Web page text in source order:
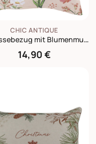
CHIC ANTIQUE
Aix Kissebezug mit Blumenmuster, rosa
14,90 €